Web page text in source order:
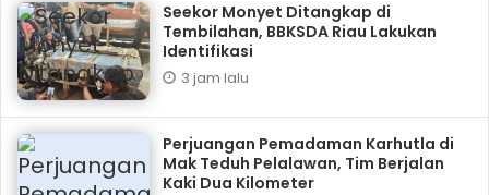
Seekor Monyet Ditangkap di
Tembilahan, BBKSDA Riau Lakukan
Identifikasi
3 jam lalu
Perjuangan Pemadaman Karhutla di
Mak Teduh Pelalawan, Tim Berjalan
Kaki Dua Kilometer